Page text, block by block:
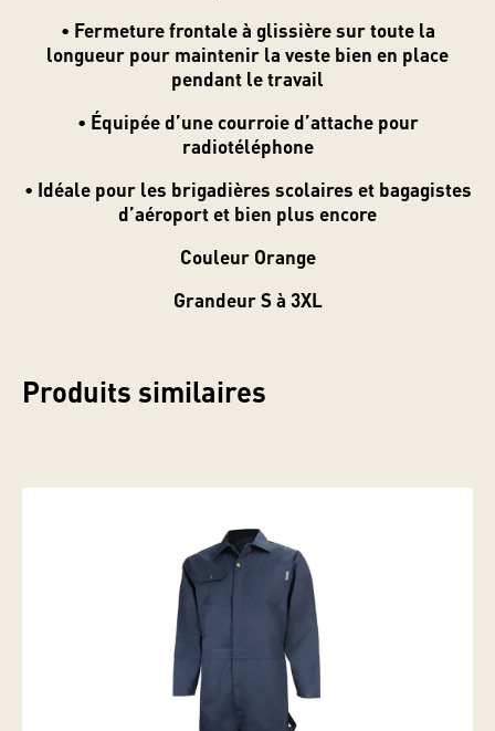
• Fermeture frontale à glissière sur toute la
longueur pour maintenir la veste bien en place
pendant le travail
• Équipée d’une courroie d’attache pour
radiotéléphone
• Idéale pour les brigadières scolaires et bagagistes
d’aéroport et bien plus encore
Couleur Orange
Grandeur S à 3XL
Produits similaires